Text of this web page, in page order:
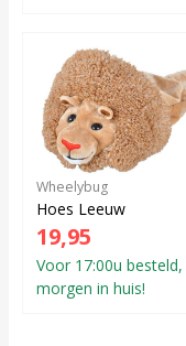
Wheelybug
Hoes Leeuw
19,95
Voor 17:00u besteld,
morgen in huis!